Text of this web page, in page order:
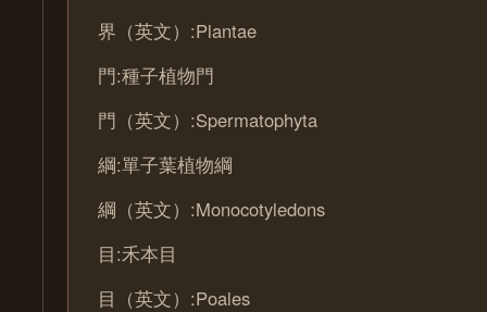
界（英文）:Plantae
門:種子植物門
門（英文）:Spermatophyta
綱:單子葉植物綱
綱（英文）:Monocotyledons
目:禾本目
目（英文）:Poales